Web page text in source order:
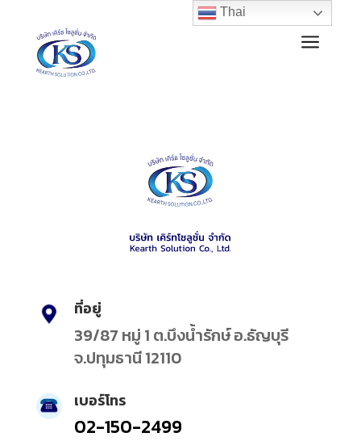
a
ที่อยู่
39/87 หมู่ 1 ต.บึงน้ำรักษ์ อ.ธัญบุรี
จ.ปทุมธานี 12110
เบอร์โทร
02-150-2499
Thai